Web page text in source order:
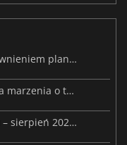
MARVEL Tōkon debiutuje wraz z ujawnieniem planu rozwoju na pierwszy rok
Wyciek ceny Steam Frame przekreśla marzenia o tanim zestawie VR
Premiery gier wideo w tym tygodniu – sierpień 2026 r. (32. tydzień)